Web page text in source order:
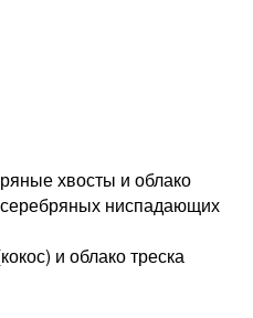
хвосты и облако
ниспадающих
и облако треска